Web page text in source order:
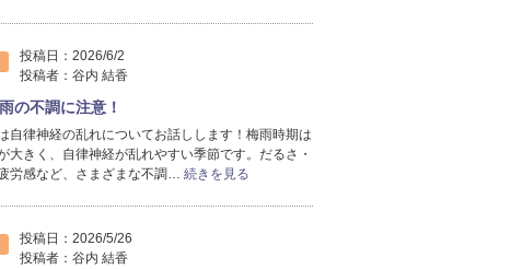
投稿日： 2026/6/2
投稿者： 谷内 結香
の不調に注意！
自律神経の乱れについてお話しします！梅雨時期は
大きく、自律神経が乱れやすい季節です。だるさ・
労感など、さまざまな不調… 続きを見る
投稿日： 2026/5/26
投稿者： 谷内 結香